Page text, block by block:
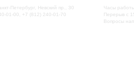
Петербург, Невский пр., 30
01-00, +7 (812) 240-01-70
Часы
Перерыв с
Вопросы